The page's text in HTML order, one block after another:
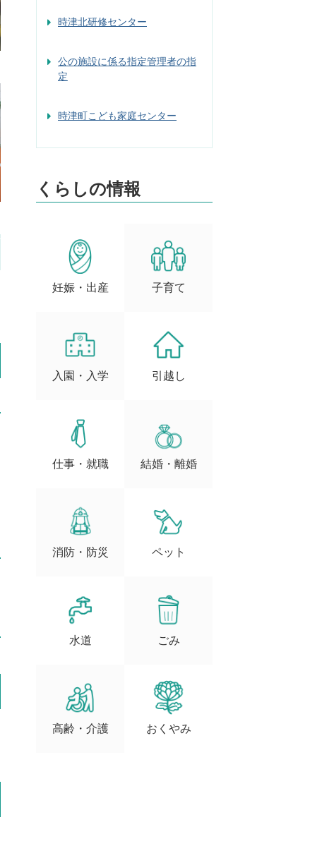
時津北研修センター
公の施設に係る指定管理者の指
定
時津町こども家庭センター
くらしの情報
妊娠・出産 子育て
入園・入学 引越し
仕事・就職 結婚・離婚
消防・防災 ペット
水道 ごみ
高齢・介護 おくやみ